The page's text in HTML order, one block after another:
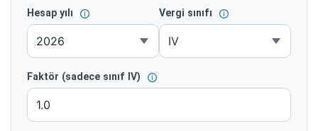
Hesap yılı Vergi sınıfı
Faktör (sadece sınıf IV)